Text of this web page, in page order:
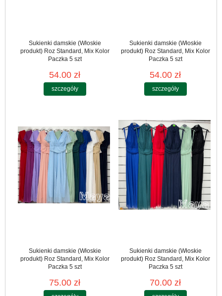
Sukienki damskie (Włoskie
produkt) Roz Standard, Mix Kolor
Paczka 5 szt
54.00 zł
szczegóły
Sukienki damskie (Włoskie
produkt) Roz Standard, Mix Kolor
Paczka 5 szt
54.00 zł
szczegóły
Sukienki damskie (Włoskie
produkt) Roz Standard, Mix Kolor
Paczka 5 szt
75.00 zł
Sukienki damskie (Włoskie
produkt) Roz Standard, Mix Kolor
Paczka 5 szt
70.00 zł